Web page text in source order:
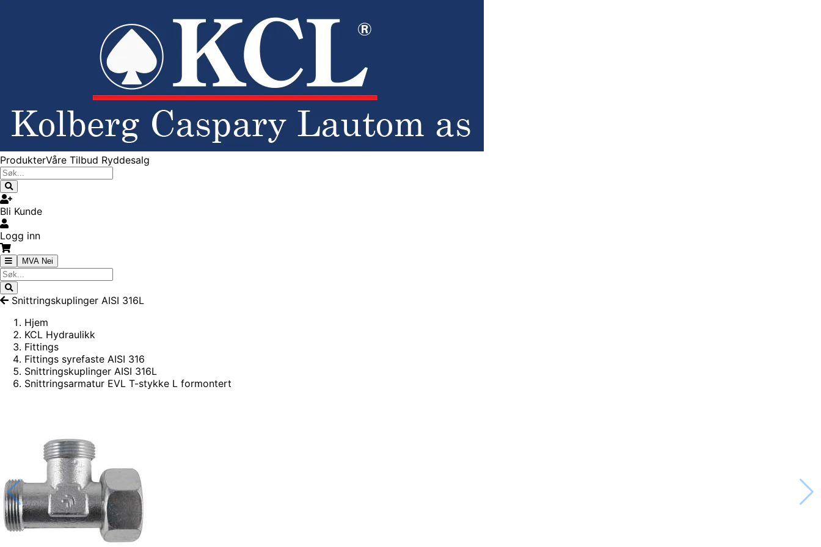
ProdukterVåre Tilbud Ryddesalg
Bli Kunde
Logg inn
MVA Nei
Snittringskuplinger AISI 316L
Hjem
KCL Hydraulikk
Fittings
Fittings syrefaste AISI 316
Snittringskuplinger AISI 316L
Snittringsarmatur EVL T-stykke L formontert